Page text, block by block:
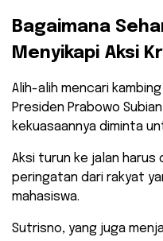
​Bagaimana
Menyikapi Aksi
​Alih-alih mencari
Presiden Prabowo
kekuasaannya diminta
Aksi turun ke jalan harus
peringatan dari rakyat
mahasiswa.
​Sutrisno, yang juga